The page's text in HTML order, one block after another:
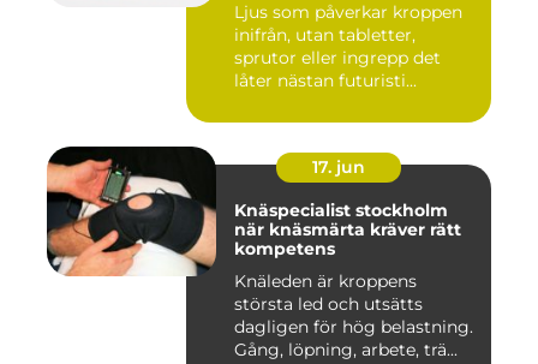
Ljus som påverkar kroppen
inifrån, utan tabletter,
sprutor eller ingrepp det
låter nästan futuristi...
17. jun
Knäspecialist stockholm
när knäsmärta kräver rätt
kompetens
Knäleden är kroppens
största led och utsätts
dagligen för hög belastning.
Gång, löpning, arbete, trä...